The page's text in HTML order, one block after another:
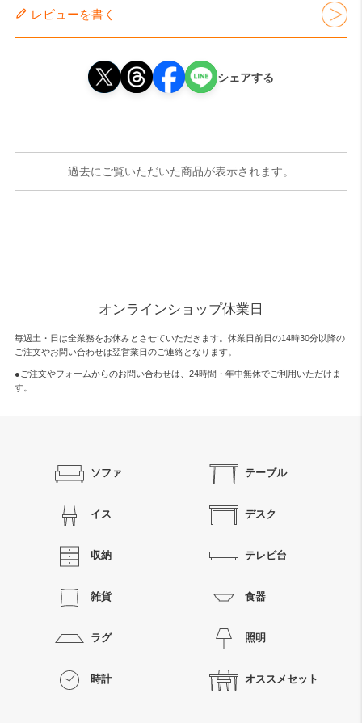
レビューを書く
シェアする
過去にご覧いただいた商品が表示されます。
オンラインショップ休業日
毎週土・日は全業務をお休みとさせていただきます。休業日前日の14時30分以降の
ご注文やお問い合わせは翌営業日のご連絡となります。
●ご注文やフォームからのお問い合わせは、 24時間・年中無休でご利用いただけま
す。
ソファ テーブル
イス デスク
収納 テレビ台
雑貨 食器
ラグ 照明
時計 オススメセット